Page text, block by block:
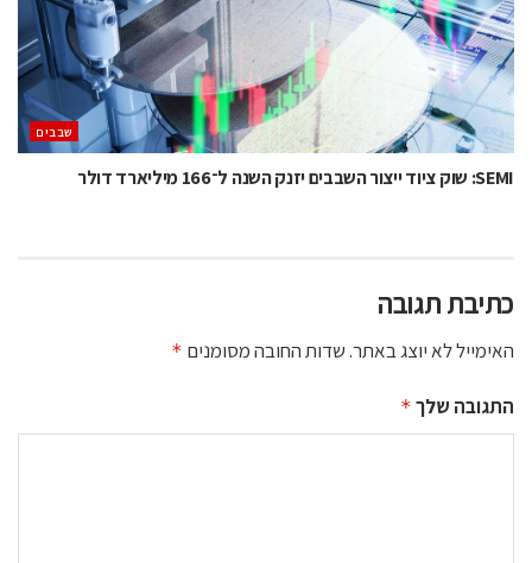
‫שבבים‬
SEMI: שוק ציוד ייצור השבבים יזנק השנה ל־166 מיליארד דולר
כתיבת תגובה
האימייל לא יוצג באתר.שדות החובה מסומנים *
התגובה שלך *